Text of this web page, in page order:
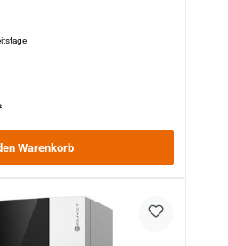
Warenkorb